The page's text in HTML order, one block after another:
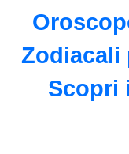
Zodiacali
Scopri